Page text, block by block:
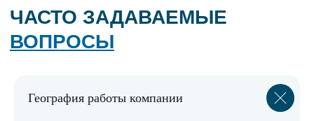
География работы компании